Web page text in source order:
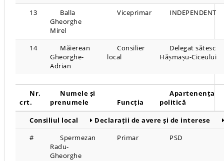
13
Balla
Gheorghe
Mirel
Viceprimar INDEPENDENT
14
Măierean
Gheorghe-
Adrian
Consilier
local
Delegat sătesc
Hășmașu-Ciceului
Consiliul local Declarații de avere și de interese
Nr.
crt.
Numele și
prenumele
Funcția
Apartenența
politică
#
Spermezan
Radu-
Gheorghe
Primar PSD